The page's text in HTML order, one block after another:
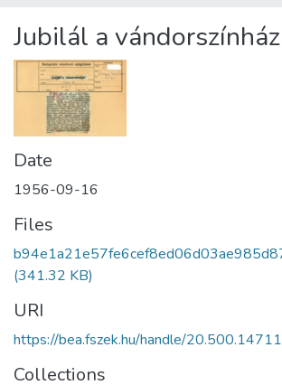
Statistics
About us
Jubilál a vándorszínház
Date
1956-09-16
Files
(341.32 KB)
URI
https://bea.fszek.hu/handle/
Collections